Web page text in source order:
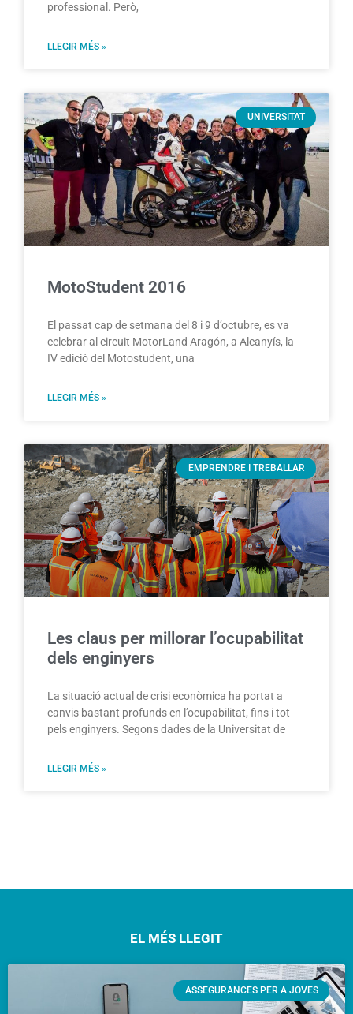
professional. Però,
LLEGIR MÉS »
UNIVERSITAT
MotoStudent 2016
El passat cap de setmana del 8 i 9 d’octubre, es va
celebrar al circuit MotorLand Aragón, a Alcanyís, la
IV edició del Motostudent, una
LLEGIR MÉS »
EMPRENDRE I TREBALLAR
Les claus per millorar l’ocupabilitat
dels enginyers
La situació actual de crisi econòmica ha portat a
canvis bastant profunds en l’ocupabilitat, fins i tot
pels enginyers. Segons dades de la Universitat de
LLEGIR MÉS »
EL MÉS LLEGIT
ASSEGURANCES PER A JOVES